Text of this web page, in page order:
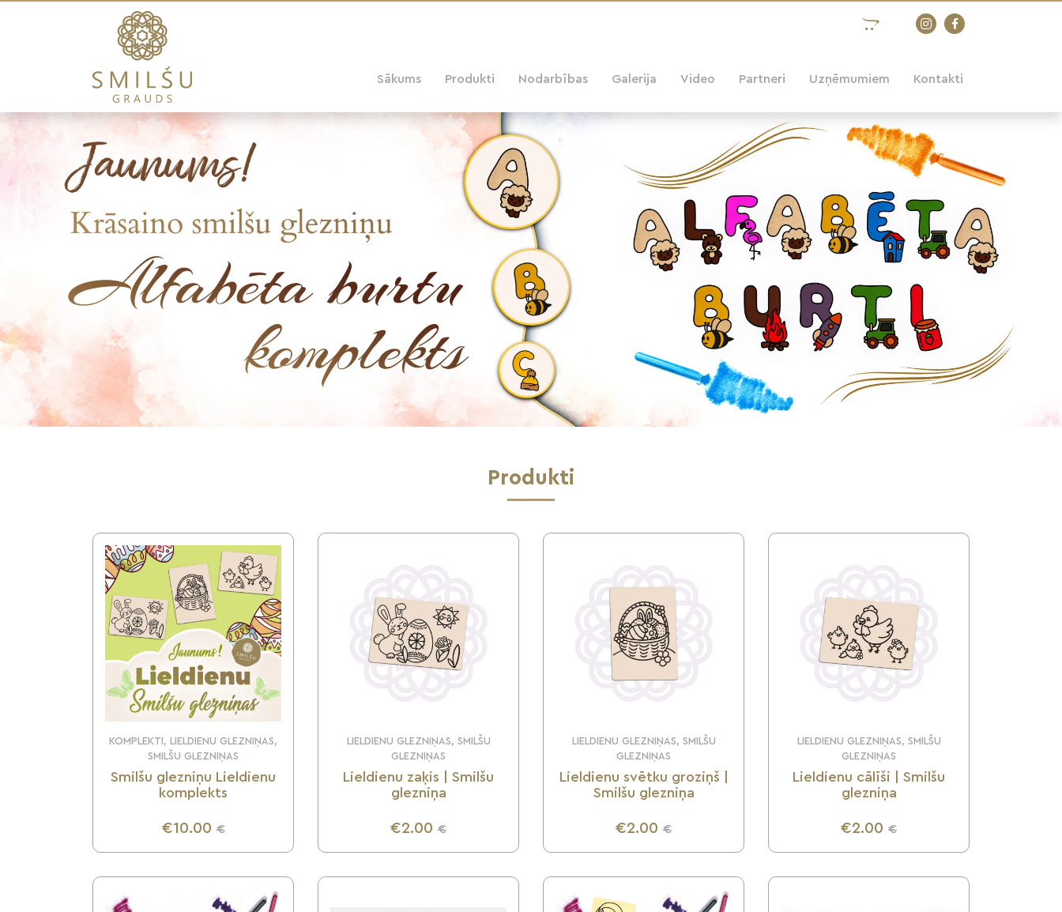
Sākums Produkti Nodarbības Galerija Video Partneri Uzņēmumiem Kontakti
Produkti
KOMPLEKTI, LIELDIENU GLEZNIŅAS,
SMILŠU GLEZNIŅAS
Smilšu glezniņu Lieldienu
komplekts
€10.00 €
UZZINI VAIRĀK
LIELDIENU GLEZNIŅAS, SMILŠU
GLEZNIŅAS
Lieldienu zaķis | Smilšu
glezniņa
€2.00 €
UZZINI VAIRĀK
LIELDIENU GLEZNIŅAS, SMILŠU
GLEZNIŅAS
Lieldienu svētku groziņš |
Smilšu glezniņa
€2.00 €
UZZINI VAIRĀK
LIELDIENU GLEZNIŅAS, SMILŠU
GLEZNIŅAS
Lieldienu cālīši | Smilšu
glezniņa
€2.00 €
UZZINI VAIRĀK